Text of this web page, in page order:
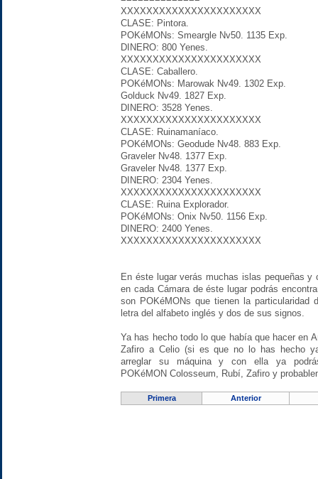
XXXXXXXXXXXXXXXXXXXXXX
CLASE: Pintora.
POKéMONs: Smeargle Nv50. 1135 Exp.
DINERO: 800 Yenes.
XXXXXXXXXXXXXXXXXXXXXX
CLASE: Caballero.
POKéMONs: Marowak Nv49. 1302 Exp.
Golduck Nv49. 1827 Exp.
DINERO: 3528 Yenes.
XXXXXXXXXXXXXXXXXXXXXX
CLASE: Ruinamaníaco.
POKéMONs: Geodude Nv48. 883 Exp.
Graveler Nv48. 1377 Exp.
Graveler Nv48. 1377 Exp.
DINERO: 2304 Yenes.
XXXXXXXXXXXXXXXXXXXXXX
CLASE: Ruina Explorador.
POKéMONs: Onix Nv50. 1156 Exp.
DINERO: 2400 Yenes.
XXXXXXXXXXXXXXXXXXXXXX
En éste lugar verás muchas islas pequeñas y
en cada Cámara de éste lugar podrás
son POKéMONs que tienen la particularidad
letra del alfabeto inglés y dos de sus signos.
Ya has hecho todo lo que había que hacer en
Zafiro a Celio (si es que no lo has hecho
arreglar su máquina y con ella ya
POKéMON Colosseum, Rubí, Zafiro y
Primera Anterior